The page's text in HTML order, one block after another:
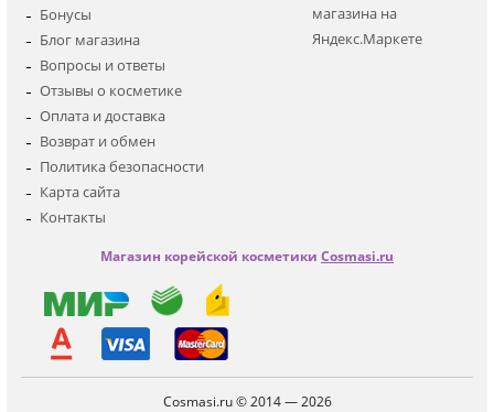
Наборы
Детская
Бонусы
Блог магазина
Вопросы и ответы
Отзывы о косметике
Оплата и доставка
Возврат и обмен
Политика безопасности
Карта сайта
Контакты
Магазин корейской косметики Cosmasi.ru
Cosmasi.ru © 2014 — 2026